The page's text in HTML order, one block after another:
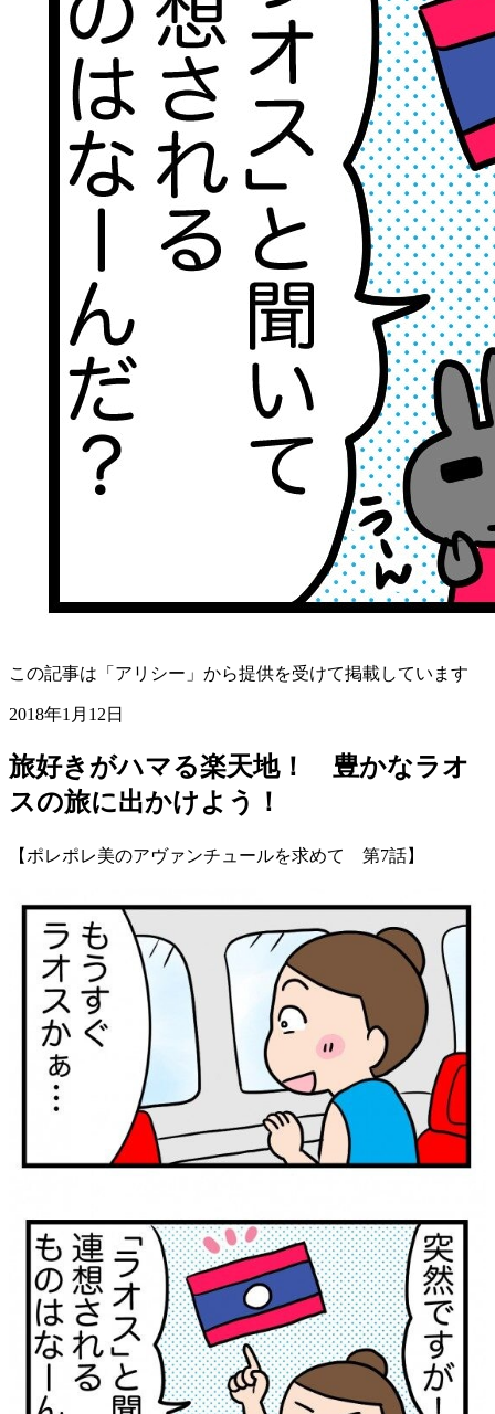
この記事は「アリシー」から提供を受けて掲載しています
2018年1月12日
旅好きがハマる楽天地！ 豊かなラオ
スの旅に出かけよう！
【ポレポレ美のアヴァンチュールを求めて 第7話】